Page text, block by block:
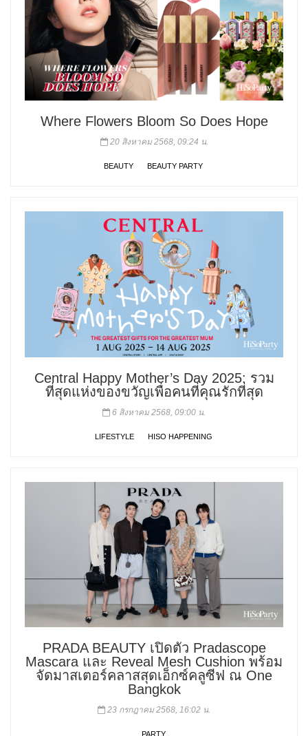
Where Flowers Bloom So Does Hope
20 สิงหาคม 2568, 09:24 น.
BEAUTY BEAUTY PARTY
Central Happy Mother’s Day 2025: รวม
ที่สุดแห่งของขวัญเพื่อคนที่คุณรักที่สุด
6 สิงหาคม 2568, 09:00 น.
LIFESTYLE HISO HAPPENING
PRADA BEAUTY เปิดตัว Pradascope
Mascara และ Reveal Mesh Cushion พร้อม
จัดมาสเตอร์คลาสสุดเอ็กซ์คลูซีฟ ณ One
Bangkok
23 กรกฎาคม 2568, 16:02 น.
PARTY